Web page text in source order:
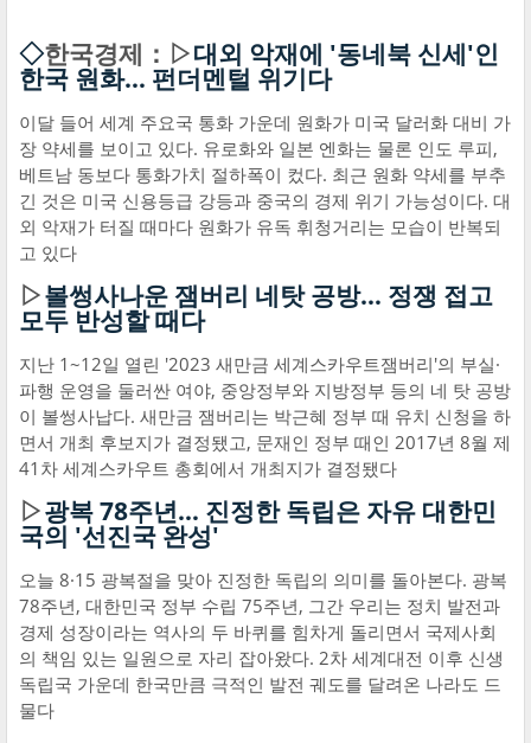
◇한국경제：▷대외 악재에 '동네북 신세'인
한국 원화… 펀더멘털 위기다
이달 들어 세계 주요국 통화 가운데 원화가 미국 달러화 대비 가
장 약세를 보이고 있다. 유로화와 일본 엔화는 물론 인도 루피,
베트남 동보다 통화가치 절하폭이 컸다. 최근 원화 약세를 부추
긴 것은 미국 신용등급 강등과 중국의 경제 위기 가능성이다. 대
외 악재가 터질 때마다 원화가 유독 휘청거리는 모습이 반복되
고 있다
▷볼썽사나운 잼버리 네탓 공방… 정쟁 접고
모두 반성할 때다
지난 1~12일 열린 '2023 새만금 세계스카우트잼버리'의 부실·
파행 운영을 둘러싼 여야, 중앙정부와 지방정부 등의 네 탓 공방
이 볼썽사납다. 새만금 잼버리는 박근혜 정부 때 유치 신청을 하
면서 개최 후보지가 결정됐고, 문재인 정부 때인 2017년 8월 제
41차 세계스카우트 총회에서 개최지가 결정됐다
▷광복 78주년… 진정한 독립은 자유 대한민
국의 '선진국 완성'
오늘 8·15 광복절을 맞아 진정한 독립의 의미를 돌아본다. 광복
78주년, 대한민국 정부 수립 75주년, 그간 우리는 정치 발전과
경제 성장이라는 역사의 두 바퀴를 힘차게 돌리면서 국제사회
의 책임 있는 일원으로 자리 잡아왔다. 2차 세계대전 이후 신생
독립국 가운데 한국만큼 극적인 발전 궤도를 달려온 나라도 드
물다